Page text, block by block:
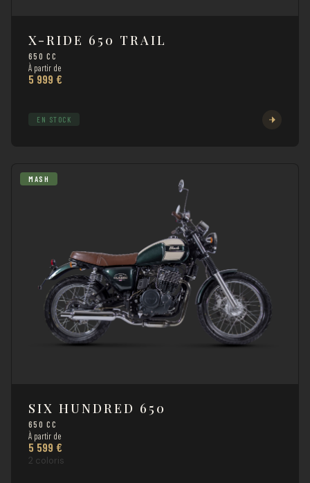
X-RIDE 650 TRAIL
650 CC
À partir de
5 999 €
EN STOCK
MASH
SIX HUNDRED 650
650 CC
À partir de
5 599 €
2 coloris